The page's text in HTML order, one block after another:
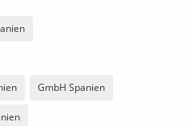
GmbH Spanien